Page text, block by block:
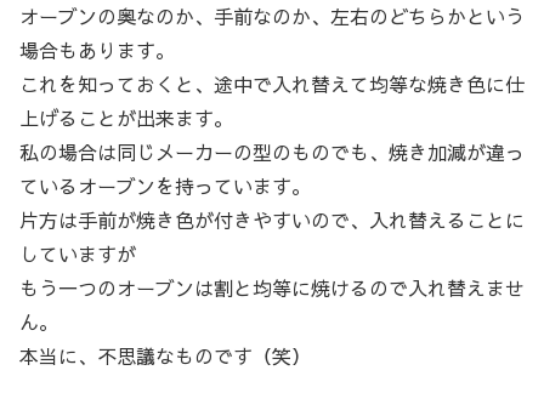
オーブンの奥なのか、手前なのか、左右のどちらかという
場合もあります。
これを知っておくと、途中で入れ替えて均等な焼き色に仕
上げることが出来ます。
私の場合は同じメーカーの型のものでも、焼き加減が違っ
ているオーブンを持っています。
片方は手前が焼き色が付きやすいので、入れ替えることに
していますが
もう一つのオーブンは割と均等に焼けるので入れ替えませ
ん。
本当に、不思議なものです（笑）